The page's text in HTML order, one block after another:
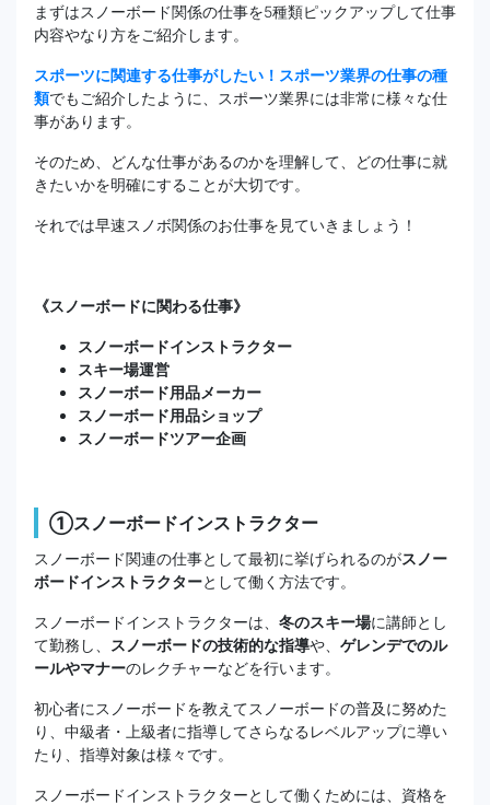
まずはスノーボード関係の仕事を5種類ピックアップして仕事
内容やなり方をご紹介します。
スポーツに関連する仕事がしたい！スポーツ業界の仕事の種
類でもご紹介したように、スポーツ業界には非常に様々な仕
事があります。
そのため、どんな仕事があるのかを理解して、どの仕事に就
きたいかを明確にすることが大切です。
それでは早速スノボ関係のお仕事を見ていきましょう！
《スノーボードに関わる仕事》
スノーボードインストラクター
スキー場運営
スノーボード用品メーカー
スノーボード用品ショップ
スノーボードツアー企画
①スノーボードインストラクター
スノーボード関連の仕事として最初に挙げられるのがスノー
ボードインストラクターとして働く方法です。
スノーボードインストラクターは、 冬のスキー場に講師とし
て勤務し、
スノーボードの技術的な指導や、 ゲレンデでのル
ールやマナーのレクチャーなどを行います。
初心者にスノーボードを教えてスノーボードの普及に努めた
り、中級者・上級者に指導してさらなるレベルアップに導い
たり、指導対象は様々です。
スノーボードインストラクターとして働くためには、資格を